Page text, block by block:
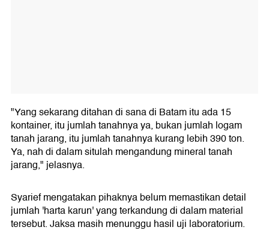
"Yang sekarang ditahan di sana di Batam itu ada 15
kontainer, itu jumlah tanahnya ya, bukan jumlah logam
tanah jarang, itu jumlah tanahnya kurang lebih 390 ton.
Ya, nah di dalam situlah mengandung mineral tanah
jarang," jelasnya.
Syarief mengatakan pihaknya belum memastikan detail
jumlah 'harta karun' yang terkandung di dalam material
tersebut. Jaksa masih menunggu hasil uji laboratorium.